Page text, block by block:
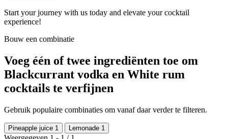
Start your journey with us today and elevate your cocktail
experience!
Bouw een combinatie
Voeg één of twee ingrediënten toe om
Blackcurrant vodka en White rum
cocktails te verfijnen
Gebruik populaire combinaties om vanaf daar verder te filteren.
Pineapple juice 1 Lemonade 1